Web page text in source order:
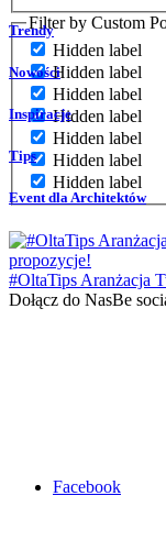
Filter by Custom
Hidden label
Hidden label
Hidden label
Hidden label
Hidden label
Hidden label
Hidden label
Trendy
Nowości
Inspiracje
Tips
Event dla Architektów
#OltaTips Aranżacja
Dołącz do NasBe
Facebook